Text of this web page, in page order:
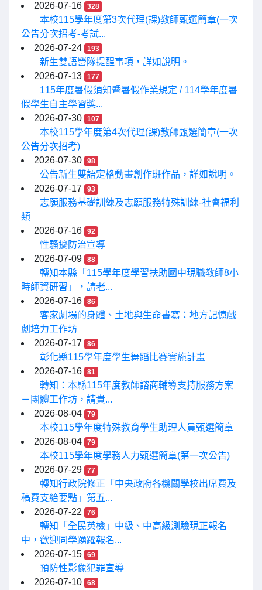
2026-07-16
328
本校115學年度第3次代理(課)教師甄選簡章(一次
公告分次招考-考試...
2026-07-24
193
新生雙語營隊提醒事項，詳如說明。
2026-07-13
177
115年度暑假須知暨暑假作業規定 / 114學年度暑
假學生自主學習獎...
2026-07-30
107
本校115學年度第4次代理(課)教師甄選簡章(一次
公告分次招考)
2026-07-30
98
公告新生雙語定格動畫創作班作品，詳如說明。
2026-07-17
93
志願服務基礎訓練及志願服務特殊訓練-社會福利
類
2026-07-16
92
性騷擾防治宣導
2026-07-09
88
轉知本縣「115學年度學習扶助國中現職教師8小
時師資研習」，請老...
2026-07-16
86
客家劇場的身體、土地與生命書寫：地方記憶戲
劇培力工作坊
2026-07-17
86
彰化縣115學年度學生舞蹈比賽實施計畫
2026-07-16
81
轉知：本縣115年度教師諮商輔導支持服務方案
－團體工作坊，請貴...
2026-08-04
79
本校115學年度特殊教育學生助理人員甄選簡章
2026-08-04
79
本校115學年度學務人力甄選簡章(第一次公告)
2026-07-29
77
轉知行政院修正「中央政府各機關學校出席費及
稿費支給要點」第五...
2026-07-22
76
轉知「全民英檢」中級、中高級測驗現正報名
中，歡迎同學踴躍報名...
2026-07-15
69
預防性影像犯罪宣導
2026-07-10
68